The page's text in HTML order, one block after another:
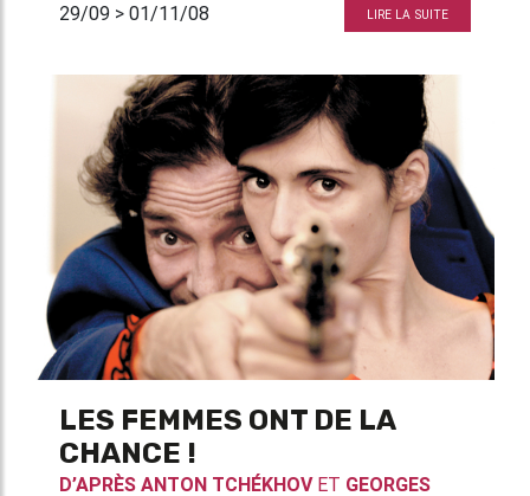
29/09 > 01/11/08
LIRE LA SUITE
LES FEMMES ONT DE LA
CHANCE !
D’APRÈS ANTON TCHÉKHOVET GEORGES